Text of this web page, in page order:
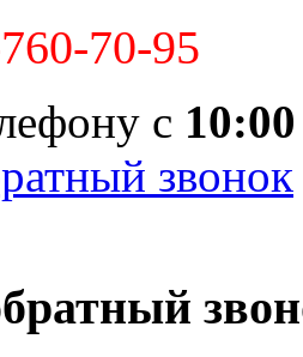
70-95
с 10:00
звонок